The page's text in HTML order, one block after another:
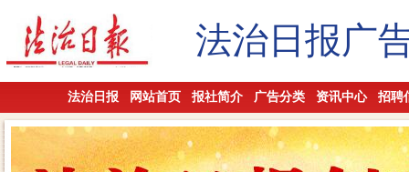
法治日报广
法治日报 网站首页 报社简介 广告分类 资讯中心 招聘